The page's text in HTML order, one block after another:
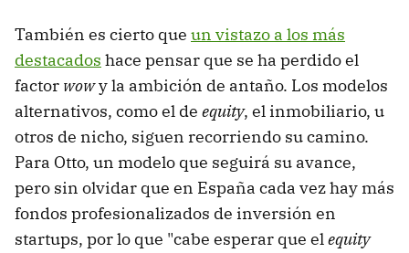
También es cierto que un vistazo a los más
destacados hace pensar que se ha perdido el
factor wowy la ambición de antaño. Los modelos
alternativos, como el de equity, el inmobiliario, u
otros de nicho, siguen recorriendo su camino.
Para Otto, un modelo que seguirá su avance,
pero sin olvidar que en España cada vez hay más
fondos profesionalizados de inversión en
startups, por lo que "cabe esperar que elequity